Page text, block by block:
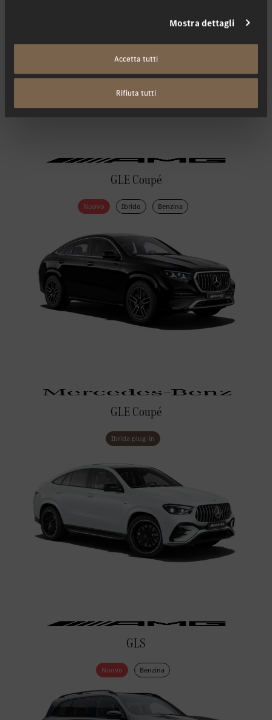
Mostra dettagli
Accetta tutti
Rifiuta tutti
GLE Coupé
Nuovo Ibrido Benzina
GLE Coupé
Ibrida plug-in
GLS
Nuovo Benzina